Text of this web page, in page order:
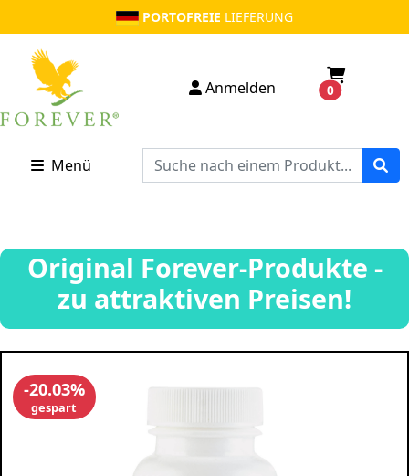
PORTOFREIE LIEFERUNG
Anmelden 0
Menü
Original Forever-Produkte -
zu attraktiven Preisen!
-20.03%
gespart